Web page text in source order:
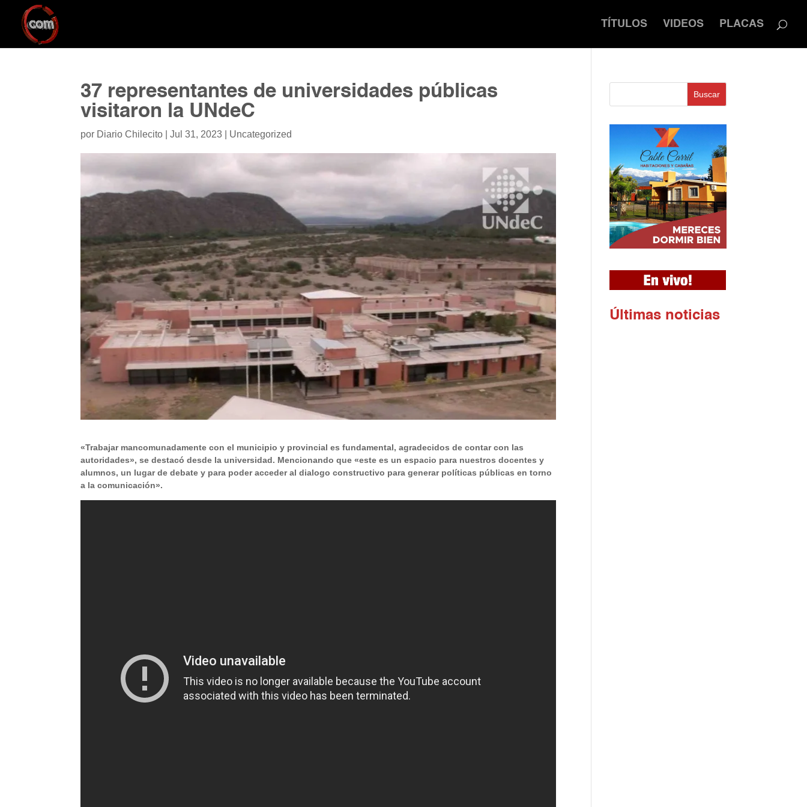
TÍTULOS VIDEOS PLACAS
37 representantes de universidades públicas
visitaron la UNdeC
por Diario Chilecito |Jul 31, 2023 Uncategorized
«Trabajar mancomunadamente con el municipio y provincial es fundamental, agradecidos de contar con las
autoridades», se destacó desde la universidad. Mencionando que «este es un espacio para nuestros docentes y
alumnos, un lugar de debate y para poder acceder al dialogo constructivo para generar políticas públicas en torno
a la comunicación».
Buscar
Últimas noticias